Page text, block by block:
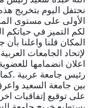
نحتفل اليوم بتخريج
الأولى على مستوى
لكم التميز في حياتكم
المكان قلنا واعلنا
لإتحاد الجامعات
رئيس جامعة عربية .كما
بين جامعة السعيد
على توقيع إتفاقيات